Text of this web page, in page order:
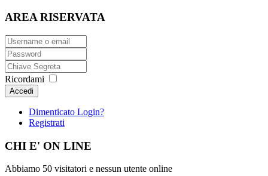
AREA RISERVATA
Ricordami
Accedi
Dimenticato Login?
Registrati
CHI E' ON LINE
Abbiamo 50 visitatori e nessun utente online